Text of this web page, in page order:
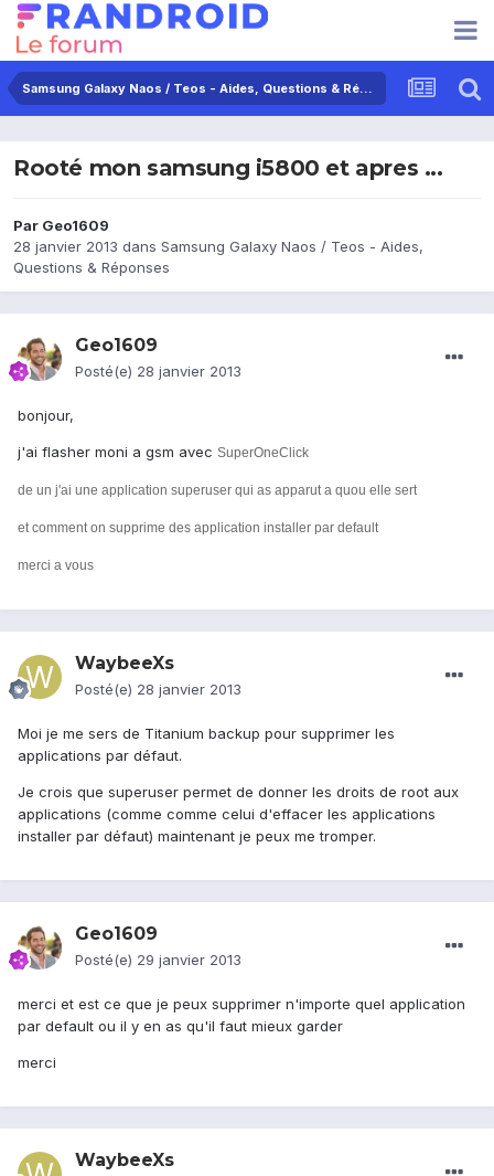
Samsung Galaxy Naos / Teos - Aides, Questions & Réponses
Rooté mon samsung i5800 et apres ...
Par Geo1609
28 janvier 2013 dans Samsung Galaxy Naos / Teos - Aides,
Questions & Réponses
Geo1609
Posté(e) 28 janvier 2013
bonjour,
j'ai flasher moni a gsm avec SuperOneClick
de un j'ai une application superuser qui as apparut a quou elle sert
et comment on supprime des application installer par default
merci a vous
WaybeeXs
Posté(e) 28 janvier 2013
Moi je me sers de Titanium backup pour supprimer les
applications par défaut.
Je crois que superuser permet de donner les droits de root aux
applications (comme comme celui d'effacer les applications
installer par défaut) maintenant je peux me tromper.
Geo1609
Posté(e) 29 janvier 2013
merci et est ce que je peux supprimer n'importe quel application
par default ou il y en as qu'il faut mieux garder
merci
WaybeeXs